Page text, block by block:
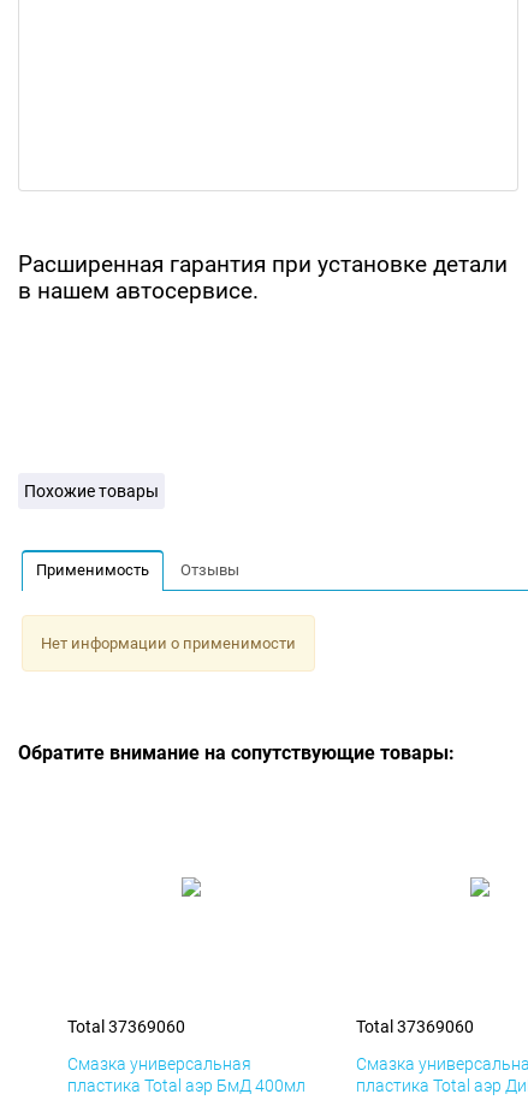
Расширенная гарантия при установке детали
в нашем автосервисе.
Похожие товары
Применимость Отзывы
Нет информации о применимости
Обратите внимание на сопутствующие товары:
Total 37369060
Смазка универсальная
пластика Total аэр БмД 400мл
Total 37369060
Смазка
пластика Total аэр